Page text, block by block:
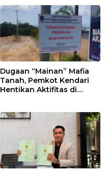
Dugaan “Mainan” Mafia
Tanah, Pemkot Kendari
Hentikan Aktifitas di